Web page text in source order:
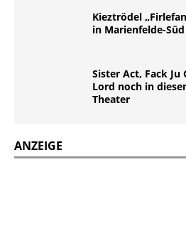
Kieztrödel
in Marienfelde-Süd
Sister Act, Fack
Lord noch in
Theater
ANZEIGE